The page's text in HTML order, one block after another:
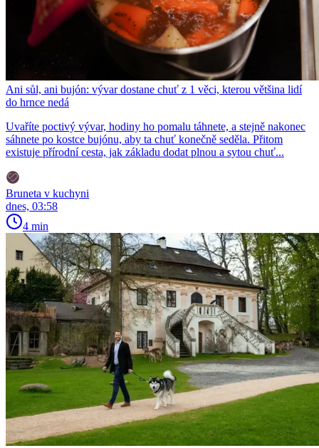
Ani sůl, ani bujón: vývar dostane chuť z 1 věci, kterou většina lidí
do hrnce nedá
Uvaříte poctivý vývar, hodiny ho pomalu táhnete, a stejně nakonec
sáhnete po kostce bujónu, aby ta chuť konečně seděla. Přitom
existuje přírodní cesta, jak základu dodat plnou a sytou chuť...
Bruneta v kuchyni
dnes, 03:58
4 min